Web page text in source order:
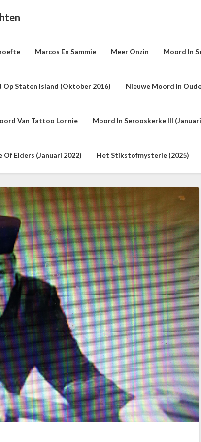
Marcos En Sammie Meer Onzin Moord In
Op Staten Island (oktober 2016) Nieuwe Moord In
Van Tattoo Lonnie Moord In Serooskerke III
Of Elders (januari 2022) Het Stikstofmysterie (2025)